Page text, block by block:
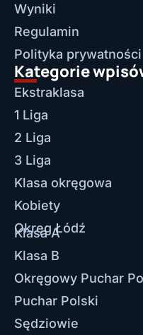
Wyniki
Regulamin
Polityka prywatności
Kategorie
Ekstraklasa
1 Liga
2 Liga
3 Liga
Klasa okręgowa
Kobiety
Okręg Łódź
Klasa A
Klasa B
Okręgowy Puchar
Puchar Polski
Sędziowie